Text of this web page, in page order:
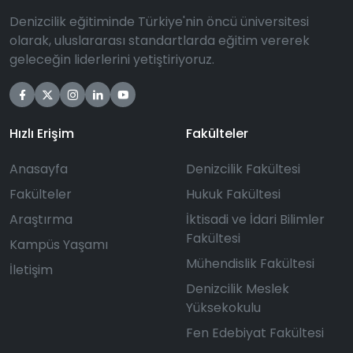
Denizcilik eğitiminde Türkiye'nin öncü üniversitesi
olarak, uluslararası standartlarda eğitim vererek
geleceğin liderlerini yetiştiriyoruz.
Hızlı Erişim
Anasayfa
Fakülteler
Araştırma
Kampüs Yaşamı
İletişim
Fakülteler
Denizcilik Fakültesi
Hukuk Fakültesi
İktisadi ve İdari Bilimler
Fakültesi
Mühendislik Fakültesi
Denizcilik Meslek
Yüksekokulu
Fen Edebiyat Fakültesi